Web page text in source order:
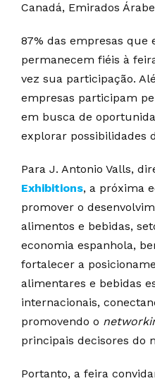
Canadá, Emirados
87% das empresas que
permanecem fiéis à
vez sua participação.
empresas participam
em busca de
explorar possibilidades
Para J. Antonio Valls,
Exhibitions, a próxima
promover o
alimentos e bebidas,
economia espanhola,
fortalecer a
alimentares e bebidas
internacionais,
promovendo o
principais decisores do
Portanto, a feira